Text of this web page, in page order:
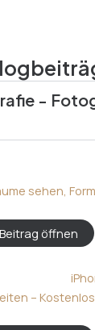
-
sehen,
Beitrag öffnen
–